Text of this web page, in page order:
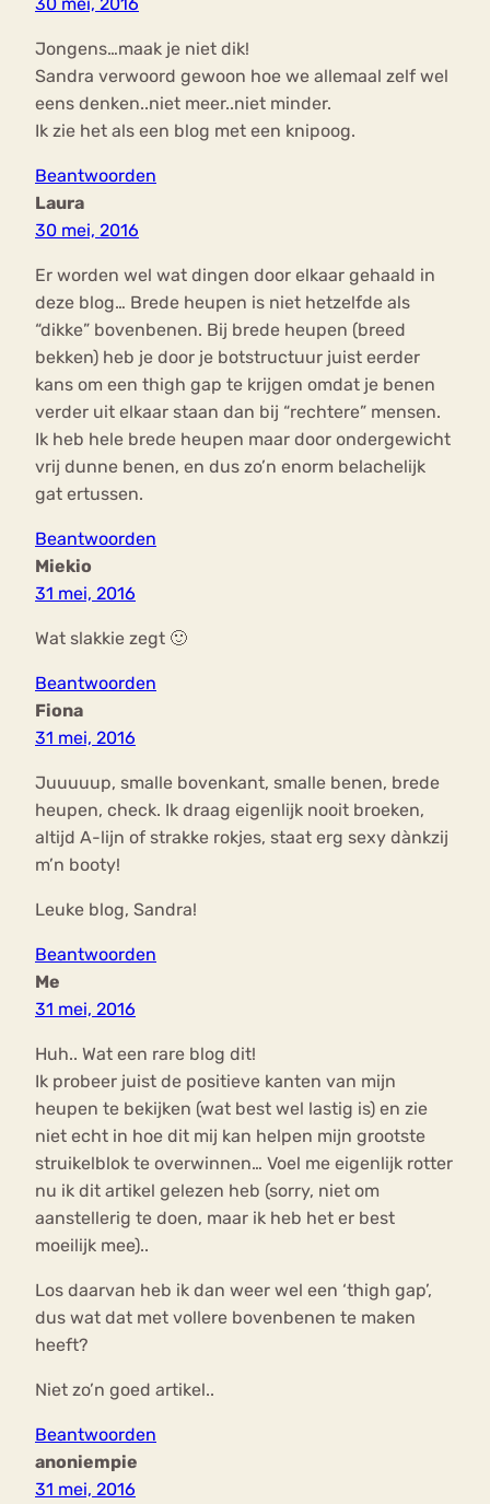
Jongens…maak je niet dik!
Sandra verwoord gewoon hoe we allemaal zelf wel
eens denken..niet meer..niet minder.
Ik zie het als een blog met een knipoog.
Beantwoorden
Laura
30 mei, 2016
Er worden wel wat dingen door elkaar gehaald in
deze blog… Brede heupen is niet hetzelfde als
“dikke” bovenbenen. Bij brede heupen (breed
bekken) heb je door je botstructuur juist eerder
kans om een thigh gap te krijgen omdat je benen
verder uit elkaar staan dan bij “rechtere” mensen.
Ik heb hele brede heupen maar door ondergewicht
vrij dunne benen, en dus zo’n enorm belachelijk
gat ertussen.
Beantwoorden
Miekio
31 mei, 2016
Wat slakkie zegt 🙂
Beantwoorden
Fiona
31 mei, 2016
Juuuuup, smalle bovenkant, smalle benen, brede
heupen, check. Ik draag eigenlijk nooit broeken,
altijd A-lijn of strakke rokjes, staat erg sexy dànkzij
m’n booty!
Leuke blog, Sandra!
Beantwoorden
Me
31 mei, 2016
Huh.. Wat een rare blog dit!
Ik probeer juist de positieve kanten van mijn
heupen te bekijken (wat best wel lastig is) en zie
niet echt in hoe dit mij kan helpen mijn grootste
struikelblok te overwinnen… Voel me eigenlijk rotter
nu ik dit artikel gelezen heb (sorry, niet om
aanstellerig te doen, maar ik heb het er best
moeilijk mee)..
Los daarvan heb ik dan weer wel een ‘thigh gap’,
dus wat dat met vollere bovenbenen te maken
heeft?
Niet zo’n goed artikel..
Beantwoorden
anoniempie
31 mei, 2016